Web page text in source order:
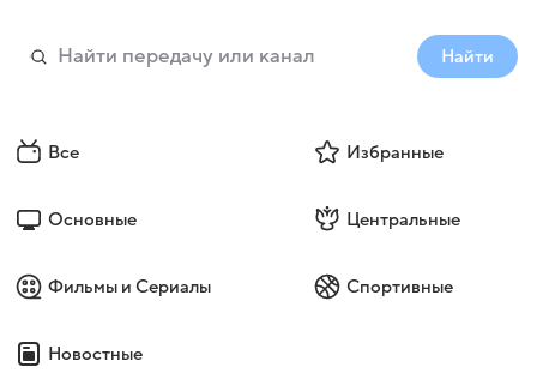
Найти
Все Избранные
Основные Центральные
Фильмы и Сериалы Спортивные
Новостные